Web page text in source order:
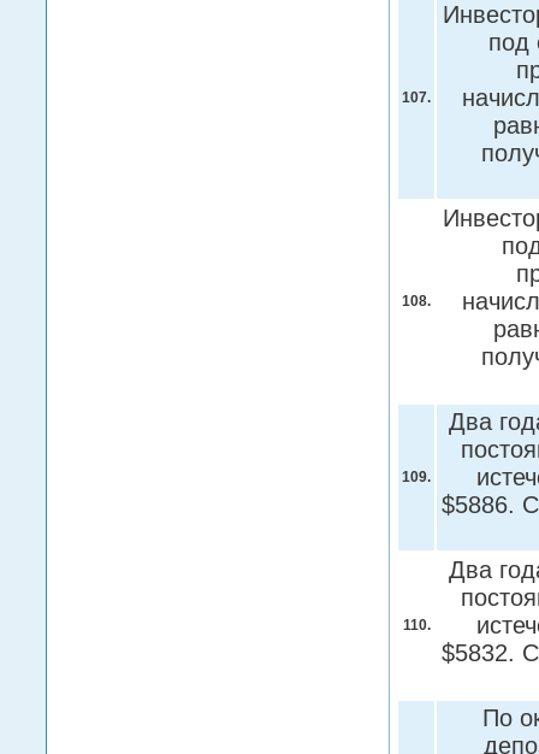
107.
под
108.
109.
Два
$5886.
110.
Два
$5832.
По